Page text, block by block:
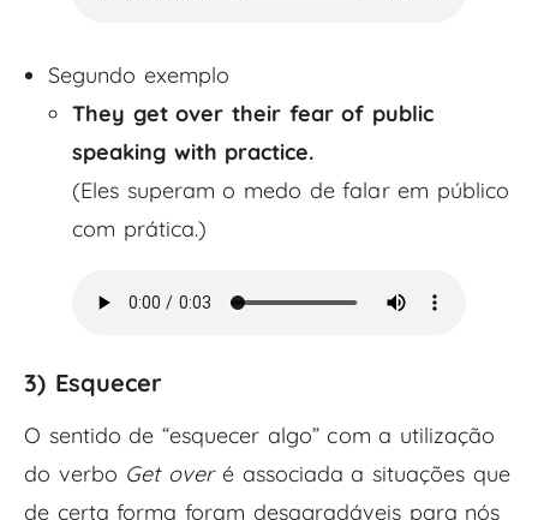
Segundo exemplo
They get over their fear of public
speaking with practice.
(Eles superam o medo de falar em público
com prática.)
3) Esquecer
O sentido de “esquecer algo” com a utilização
do verbo Get overé associada a situações que
de certa forma foram desagradáveis para nós